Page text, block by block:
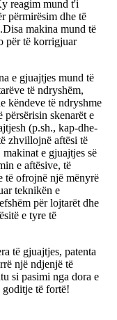
reagim mund t'i
përmirësim dhe të
makina mund të
për të korrigjuar
e gjuajtjes mund të
të ndryshëm,
këndeve të ndryshme
skenarët e
(p.sh., kap-dhe-
zhvillojnë aftësi të
e gjuajtjes së
e aftësive, të
të ofrojnë një mënyrë
teknikën e
për lojtarët dhe
e tyre të
të gjuajtjes, patenta
një ndjenjë të
si pasimi nga dora e
të fortë!